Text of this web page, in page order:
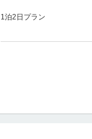
1泊2日プラン